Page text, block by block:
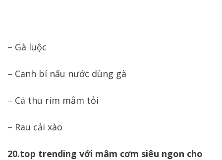
– Gà luộc
– Canh bí nấu nước dùng gà
– Cá thu rim mắm tỏi
– Rau cải xào
20.top trending với mâm cơm siêu ngon cho